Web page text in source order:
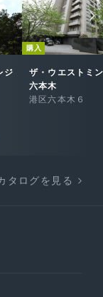
ジ
購入
ザ・ウエストミ
六本木
港区六本木６
タログを見る